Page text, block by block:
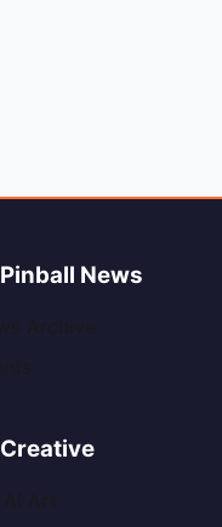
Pinball News
Creative